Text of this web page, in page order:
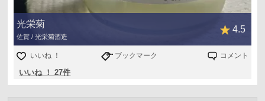
光栄菊
佐賀 / 光栄菊酒造
4.5
いいね ！ ブックマーク コメント
いいね ！ 27件